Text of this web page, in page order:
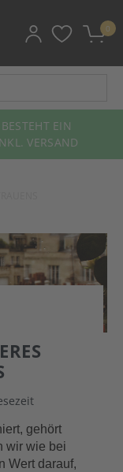
0
EIN
VERSAND
gehört
wir wie bei
Wert darauf,